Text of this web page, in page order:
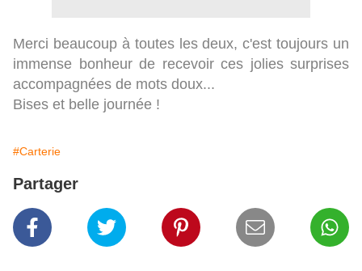
Merci beaucoup à toutes les deux, c'est toujours un
immense bonheur de recevoir ces jolies surprises
accompagnées de mots doux...
Bises et belle journée !
#Carterie
Partager